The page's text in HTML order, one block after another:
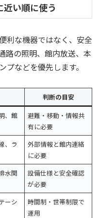
い順に使う
利な機器ではなく、安全
路の照明、館内放送、本
などを優先します。
判断の目安
、館
避難・移動・情報共
有に必要
、ラ
外部情報と館内連絡
に必要
水関
設備仕様と安全確認
が必要
ーシ
時間制・世帯制限で
運用